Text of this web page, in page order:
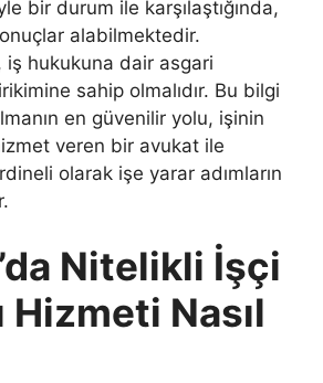
bir durum ile karşılaştığında,
alabilmektedir.
hukukuna dair asgari
sahip olmalıdır. Bu bilgi
en güvenilir yolu, işinin
veren bir avukat ile
olarak işe yarar adımların
Nitelikli İşçi
Hizmeti Nasıl